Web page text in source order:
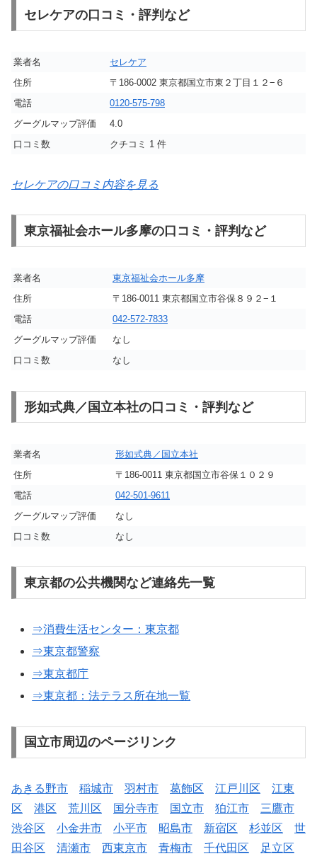
セレケアの口コミ・評判など
業者名
セレケア
住所
〒186-0002 東京都国立市東２丁目１２−６
電話
0120-575-798
グーグルマップ評価
4.0
口コミ数
クチコミ 1 件
セレケアの口コミ内容を見る
東京福祉会ホール多摩の口コミ・評判など
業者名
東京福祉会ホール多摩
住所
〒186-0011 東京都国立市谷保８９２−１
電話
042-572-7833
グーグルマップ評価
なし
口コミ数
なし
形如式典／国立本社の口コミ・評判など
業者名
形如式典／国立本社
住所
〒186-0011 東京都国立市谷保１０２９
電話
042-501-9611
グーグルマップ評価
なし
口コミ数
なし
東京都の公共機関など連絡先一覧
⇒消費生活センター：東京都
⇒東京都警察
⇒東京都庁
⇒東京都：法テラス所在地一覧
国立市周辺のページリンク
あきる野市 稲城市 羽村市 葛飾区 江戸川区
江東
区
港区 荒川区 国分寺市 国立市 狛江市
三鷹市
渋谷区
小金井市 小平市 昭島市 新宿区 杉並区
世
田谷区
清瀬市 西東京市 青梅市 千代田区
足立区